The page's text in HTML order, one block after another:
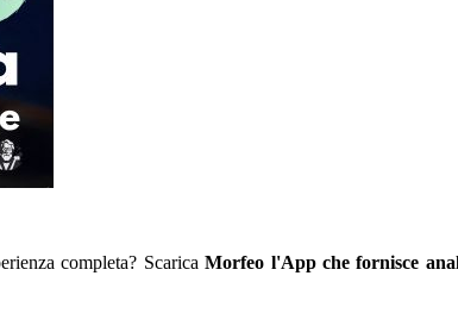
completa? ScaricaMorfeo l'App che fornisce